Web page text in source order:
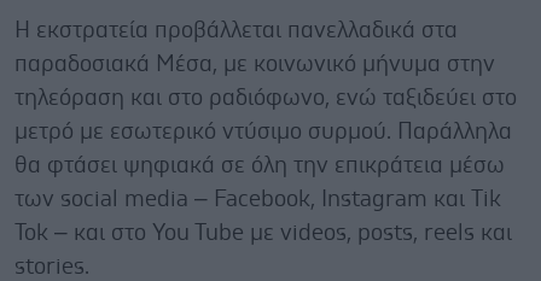
Η εκστρατεία προβάλλεται πανελλαδικά στα
παραδοσιακά Μέσα, με κοινωνικό μήνυμα στην
τηλεόραση και στο ραδιόφωνο, ενώ ταξιδεύει στο
μετρό με εσωτερικό ντύσιμο συρμού. Παράλληλα
θα φτάσει ψηφιακά σε όλη την επικράτεια μέσω
των social media – Facebook, Instagram και Tik
Tok – και στο You Tube με videos, posts, reels και
stories.